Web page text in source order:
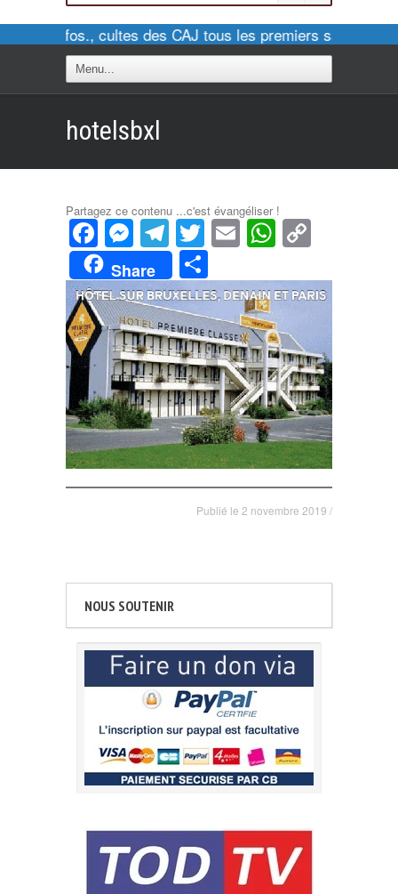
Pour infos., cultes des CAJ tous les premiers samedis
hotelsbxl
Partagez ce contenu ...c'est évangéliser !
Facebook
Messenger
Telegram
Twitter
Email
Share
Publié le 2 novembre 2019 /
NOUS SOUTENIR